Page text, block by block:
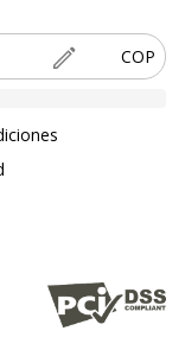
COP